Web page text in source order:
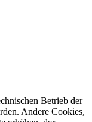
Betrieb der
Andere Cookies,